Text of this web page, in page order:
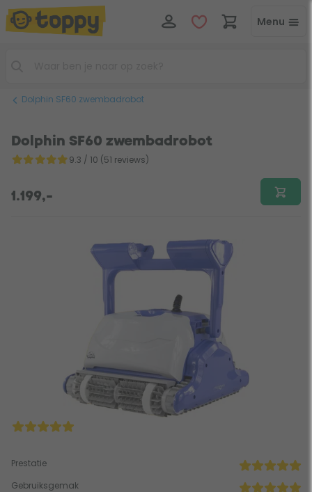
Menu
Dolphin SF60 zwembadrobot
Dolphin SF60 zwembadrobot
9.3 / 10 (51 reviews)
1.199,-
Prestatie
Gebruiksgemak